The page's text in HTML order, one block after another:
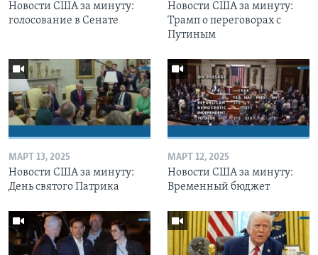
Новости США за минуту:
голосование в Сенате
Новости США за минуту:
Трамп о переговорах с
Путиным
МАРТ 13, 2025
Новости США за минуту:
День святого Патрика
МАРТ 12, 2025
Новости США за минуту:
Временный бюджет